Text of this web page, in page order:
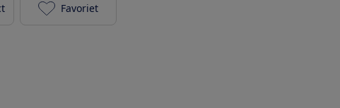
Nikon Z5 body met FTZ II adapter toevoegen aan
Favoriet